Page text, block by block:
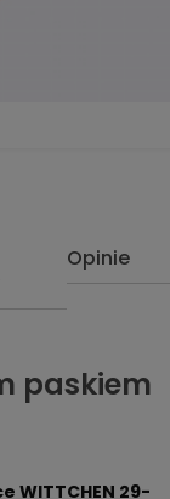
Opinie
paskiem
WITTCHEN 29-